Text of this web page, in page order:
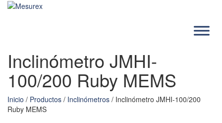
Saltar
Inclinómetro JMHI-
100/200 Ruby MEMS
Inicio / Productos / Inclinómetros / Inclinómetro JMHI-100/200
Ruby MEMS